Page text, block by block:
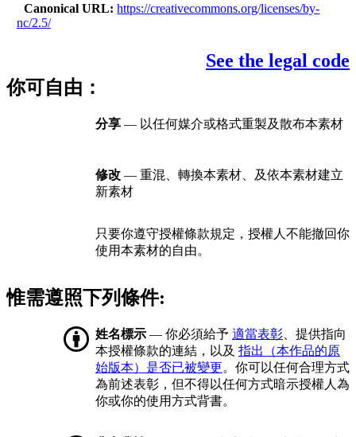
Canonical URL
https://creativecommons.org/licenses/by-
nc/2.5/
See the legal code
你可自由：
分享 — 以任何媒介或格式重製及散布本素材
修改 — 重混、轉換本素材、及依本素材建立
新素材
只要你遵守授權條款規定，授權人不能撤回你
使用本素材的自由。
惟需遵照下列條件:
姓名標示 — 你必須給予 適當表彰 、提供指向
本授權條款的連結，以及 指出（本作品的原
始版本）是否已被變更。你可以任何合理方式
為前述表彰，但不得以任何方式暗示授權人為
你或你的使用方式背書。